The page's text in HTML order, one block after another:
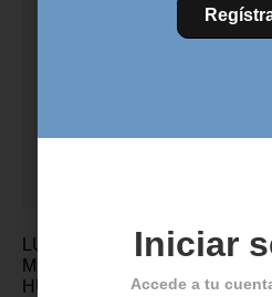
LUBRICANTE CADENA
MUC-OFF CLIMA
HUMEDO 50ml
Iniciar
Accede a tu